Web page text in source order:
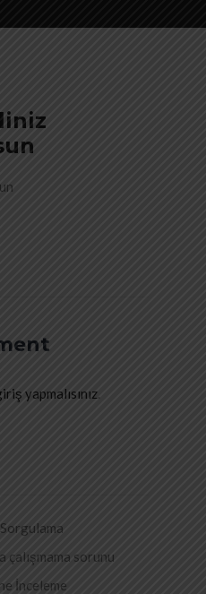
yapmalısınız.
çalışmama sorunu
İnceleme